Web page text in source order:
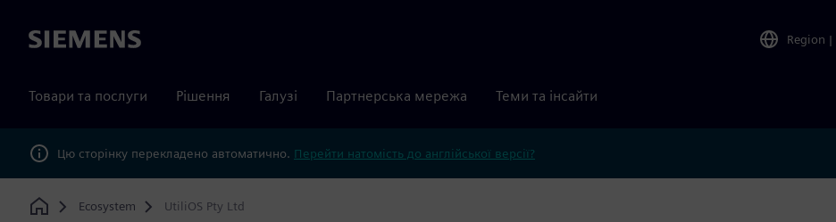
Siemens Region |
Товари та послуги Рішення Галузі Партнерська мережа Теми та інсайти
Цю сторінку перекладено автоматично. Перейти натомість до англійської версії?
Home
Ecosystem UtiliOS Pty Ltd